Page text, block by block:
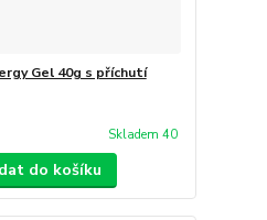
Gel 40g s příchutí
Skladem 40
do košíku